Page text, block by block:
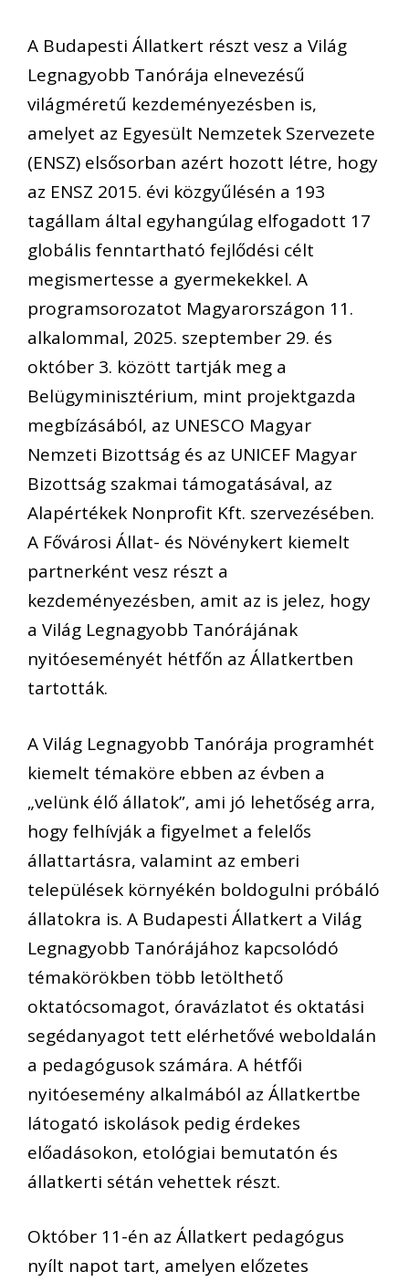
A Budapesti Állatkert részt vesz a Világ
Legnagyobb Tanórája elnevezésű
világméretű kezdeményezésben is,
amelyet az Egyesült Nemzetek Szervezete
(ENSZ) elsősorban azért hozott létre, hogy
az ENSZ 2015. évi közgyűlésén a 193
tagállam által egyhangúlag elfogadott 17
globális fenntartható fejlődési célt
megismertesse a gyermekekkel. A
programsorozatot Magyarországon 11.
alkalommal, 2025. szeptember 29. és
október 3. között tartják meg a
Belügyminisztérium, mint projektgazda
megbízásából, az UNESCO Magyar
Nemzeti Bizottság és az UNICEF Magyar
Bizottság szakmai támogatásával, az
Alapértékek Nonprofit Kft. szervezésében.
A Fővárosi Állat- és Növénykert kiemelt
partnerként vesz részt a
kezdeményezésben, amit az is jelez, hogy
a Világ Legnagyobb Tanórájának
nyitóeseményét hétfőn az Állatkertben
tartották.
A Világ Legnagyobb Tanórája programhét
kiemelt témaköre ebben az évben a
„velünk élő állatok”, ami jó lehetőség arra,
hogy felhívják a figyelmet a felelős
állattartásra, valamint az emberi
települések környékén boldogulni próbáló
állatokra is. A Budapesti Állatkert a Világ
Legnagyobb Tanórájához kapcsolódó
témakörökben több letölthető
oktatócsomagot, óravázlatot és oktatási
segédanyagot tett elérhetővé weboldalán
a pedagógusok számára. A hétfői
nyitóesemény alkalmából az Állatkertbe
látogató iskolások pedig érdekes
előadásokon, etológiai bemutatón és
állatkerti sétán vehettek részt.
Október 11-én az Állatkert pedagógus
nyílt napot tart, amelyen előzetes